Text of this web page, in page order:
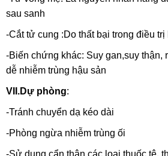
sau sanh
-Cắt tử cung :Do thất bại trong điều trị
-Biến chứng khác: Suy gan,suy thận,
dễ nhiễm trùng hậu sản
VII.Dự phòng:
-Tránh chuyển dạ kéo dài
-Phòng ngừa nhiễm trùng ối
-Sử dụng cẩn thận các loại thuốc tê,